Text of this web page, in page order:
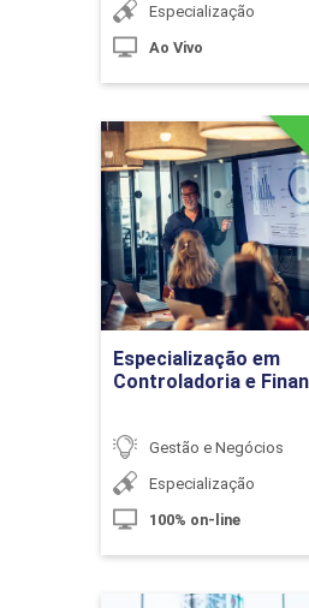
Implementação do
Eletrônico
10h
Privacidade e
Transações
Especialização
Ao Vivo
Especialização em
Controladoria e
Gestão e Negócios
Especialização
100% on-line
Controladoria
Detalhes
Ir para